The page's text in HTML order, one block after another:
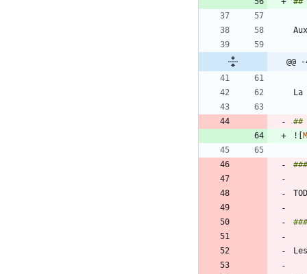
![